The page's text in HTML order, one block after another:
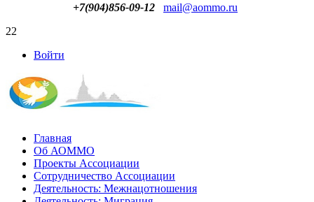
+7(904)856-09-12
mail@aommo.ru
22
Войти
Главная
Об АОММО
Проекты Ассоциации
Сотрудничество Ассоциации
Деятельность: Межнацотношения